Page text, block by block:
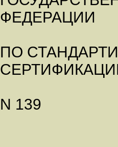
ФЕДЕРАЦИИ
ПО
N 139